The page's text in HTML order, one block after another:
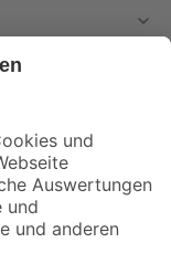
verpassen!